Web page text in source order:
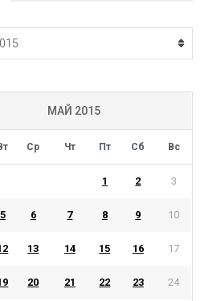
МАЙ 2015
Ср Чт Пт Сб Вс
1 2 3
5 6 7 8 9 10
13 14 15 16 17
20 21 22 23 24